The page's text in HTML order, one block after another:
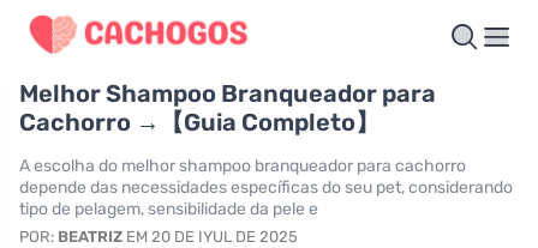
Melhor Shampoo Branqueador para
Cachorro →【Guia Completo】
A escolha do melhor shampoo branqueador para cachorro
depende das necessidades específicas do seu pet, considerando
tipo de pelagem, sensibilidade da pele e
POR: BEATRIZ EM 20 DE IYUL DE 2025